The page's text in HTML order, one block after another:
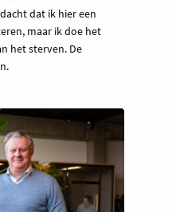
dat ik hier een
maar ik doe het
het sterven. De